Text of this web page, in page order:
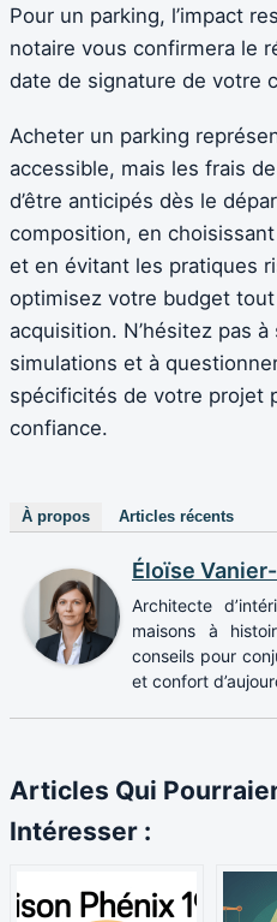
Pour un parking, l’impact
notaire vous confirmera le
date de signature de votre
Acheter un parking
accessible, mais les frais
d’être anticipés dès le
composition, en
et en évitant les pratiques
optimisez votre budget
acquisition. N’hésitez pas
simulations et à
spécificités de votre projet
confiance.
À propos Articles récents
Éloïse
Architecte
maisons à
conseils pour
et confort
Articles Qui
Intéresser :